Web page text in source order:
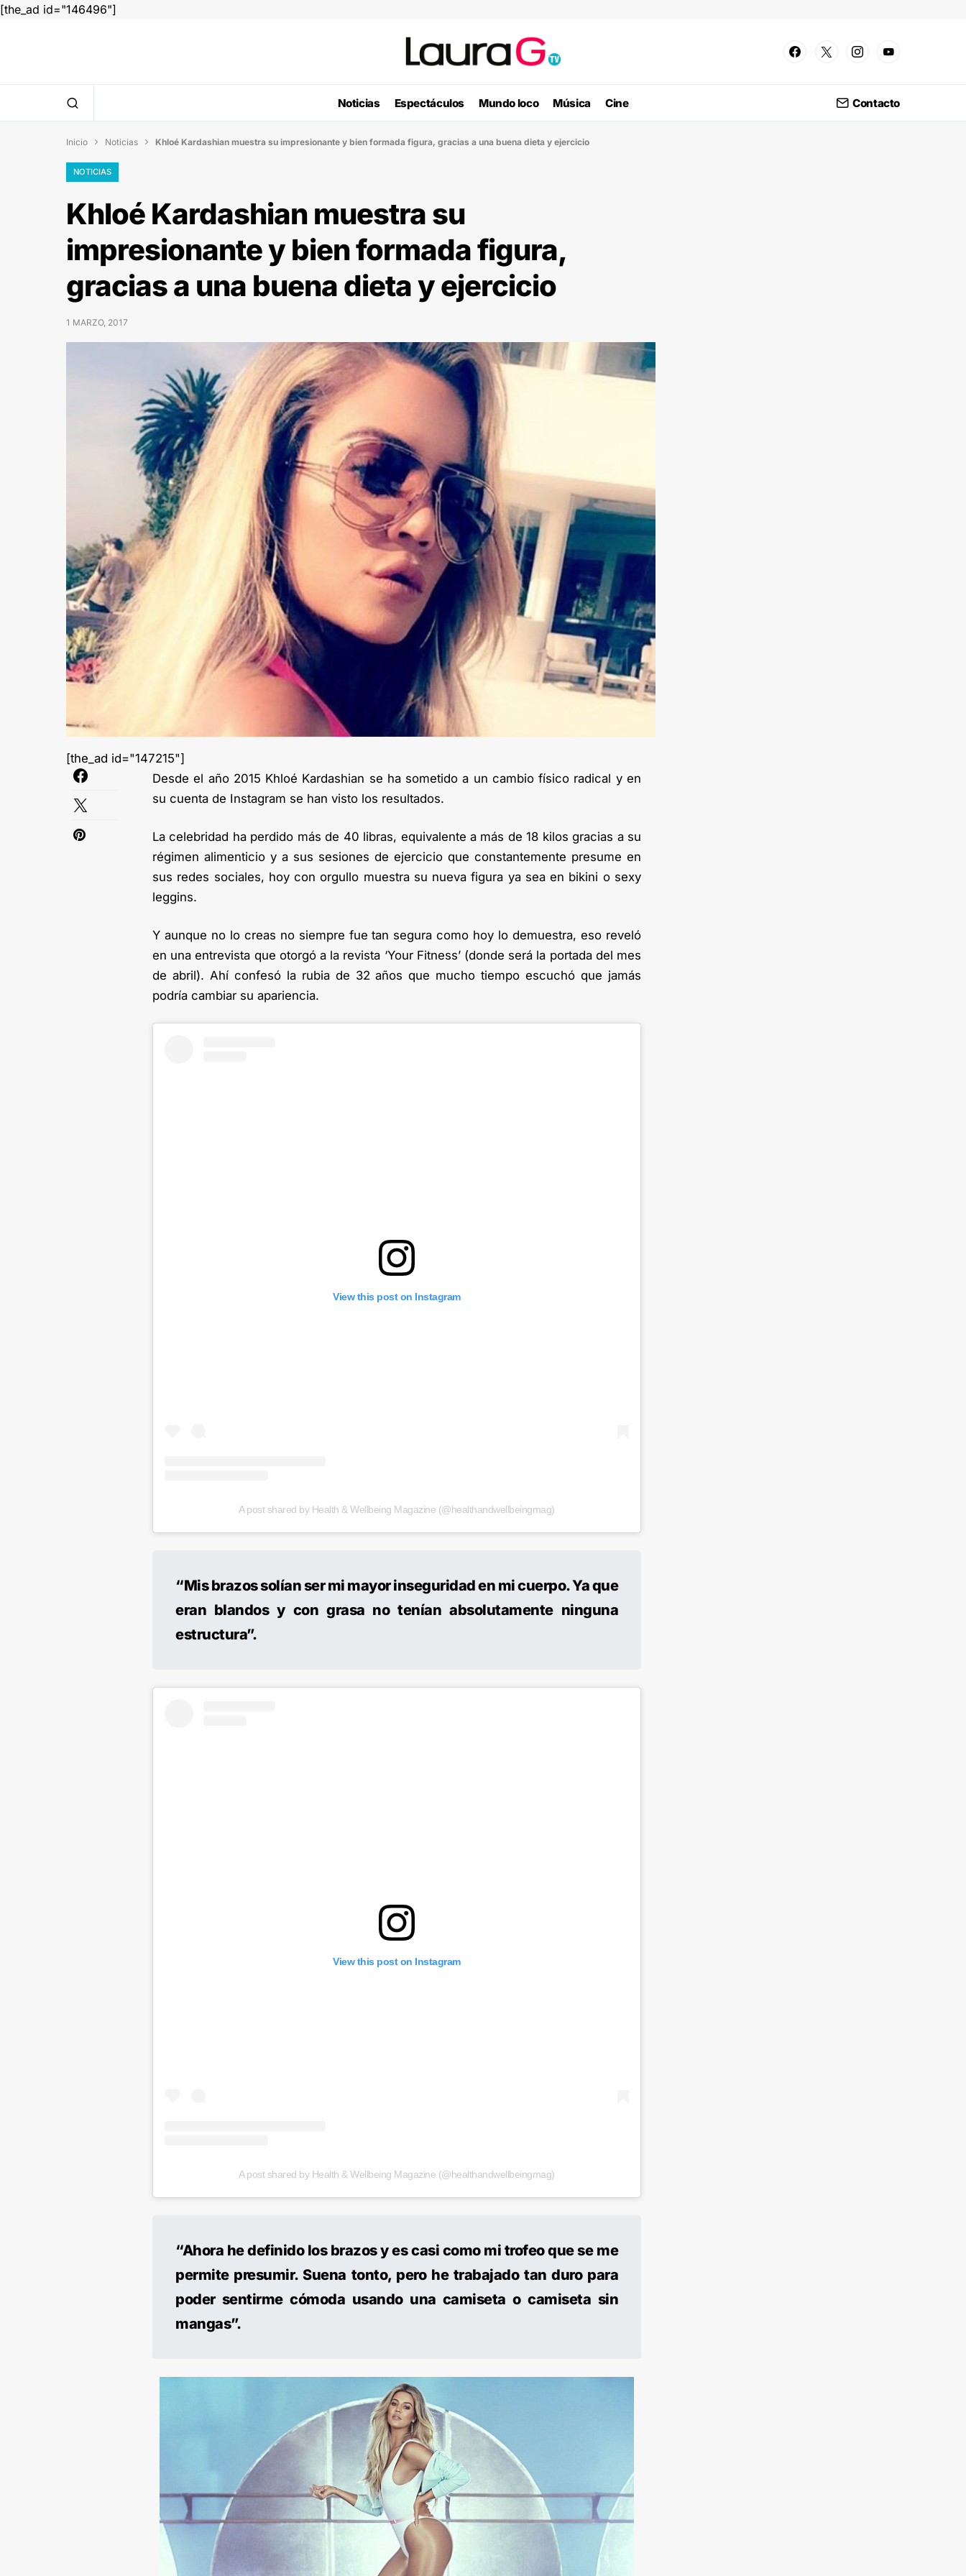
[the_ad id="146496"]
Noticias Espectáculos Mundo loco Música Cine Contacto
Inicio  Noticias  Khloé Kardashian muestra su impresionante y bien formada figura, gracias a una buena dieta y ejercicio
NOTICIAS
Khloé Kardashian muestra su
impresionante y bien formada figura,
gracias a una buena dieta y ejercicio
1 MARZO, 2017
[the_ad id="147215"]
Desde el año 2015 Khloé Kardashian se ha sometido a un cambio físico radical y en
su cuenta de Instagram se han visto los resultados.
La celebridad ha perdido más de 40 libras, equivalente a más de 18 kilos gracias a su
régimen alimenticio y a sus sesiones de ejercicio que constantemente presume en
sus redes sociales, hoy con orgullo muestra su nueva figura ya sea en bikini o sexy
leggins.
Y aunque no lo creas no siempre fue tan segura como hoy lo demuestra, eso reveló
en una entrevista que otorgó a la revista ‘Your Fitness’ (donde será la portada del mes
de abril). Ahí confesó la rubia de 32 años que mucho tiempo escuchó que jamás
podría cambiar su apariencia.
View this post on Instagram
A post shared by Health & Wellbeing Magazine (@healthandwellbeingmag)
“Mis brazos solían ser mi mayor inseguridad en mi cuerpo. Ya que
eran blandos y con grasa no tenían absolutamente ninguna
estructura”.
View this post on Instagram
A post shared by Health & Wellbeing Magazine (@healthandwellbeingmag)
“Ahora he definido los brazos y es casi como mi trofeo que se me
permite presumir. Suena tonto, pero he trabajado tan duro para
poder sentirme cómoda usando una camiseta o camiseta sin
mangas”.